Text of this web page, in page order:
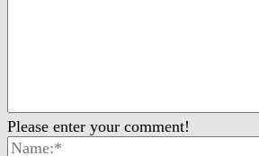
Please enter your comment!